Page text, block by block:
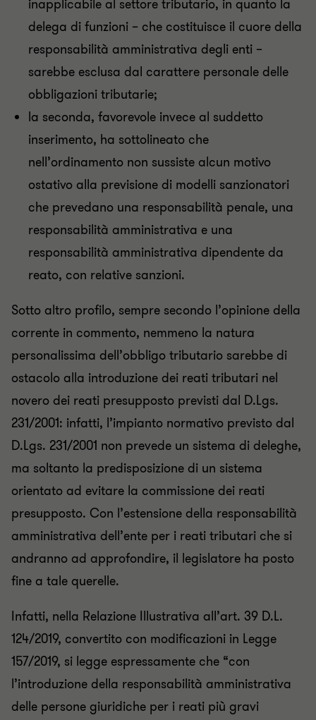
inapplicabile al settore tributario, in quanto la
delega di funzioni – che costituisce il cuore della
responsabilità amministrativa degli enti –
sarebbe esclusa dal carattere personale delle
obbligazioni tributarie;
la seconda, favorevole invece al suddetto
inserimento, ha sottolineato che
nell’ordinamento non sussiste alcun motivo
ostativo alla previsione di modelli sanzionatori
che prevedano una responsabilità penale, una
responsabilità amministrativa e una
responsabilità amministrativa dipendente da
reato, con relative sanzioni.
Sotto altro profilo, sempre secondo l’opinione della
corrente in commento, nemmeno la natura
personalissima dell’obbligo tributario sarebbe di
ostacolo alla introduzione dei reati tributari nel
novero dei reati presupposto previsti dal D.Lgs.
231/2001: infatti, l’impianto normativo previsto dal
D.Lgs. 231/2001 non prevede un sistema di deleghe,
ma soltanto la predisposizione di un sistema
orientato ad evitare la commissione dei reati
presupposto. Con l’estensione della responsabilità
amministrativa dell’ente per i reati tributari che si
andranno ad approfondire, il legislatore ha posto
fine a tale querelle.
Infatti, nella Relazione Illustrativa all’art. 39 D.L.
124/2019, convertito con modificazioni in Legge
157/2019, si legge espressamente che “con
l’introduzione della responsabilità amministrativa
delle persone giuridiche per i reati più gravi